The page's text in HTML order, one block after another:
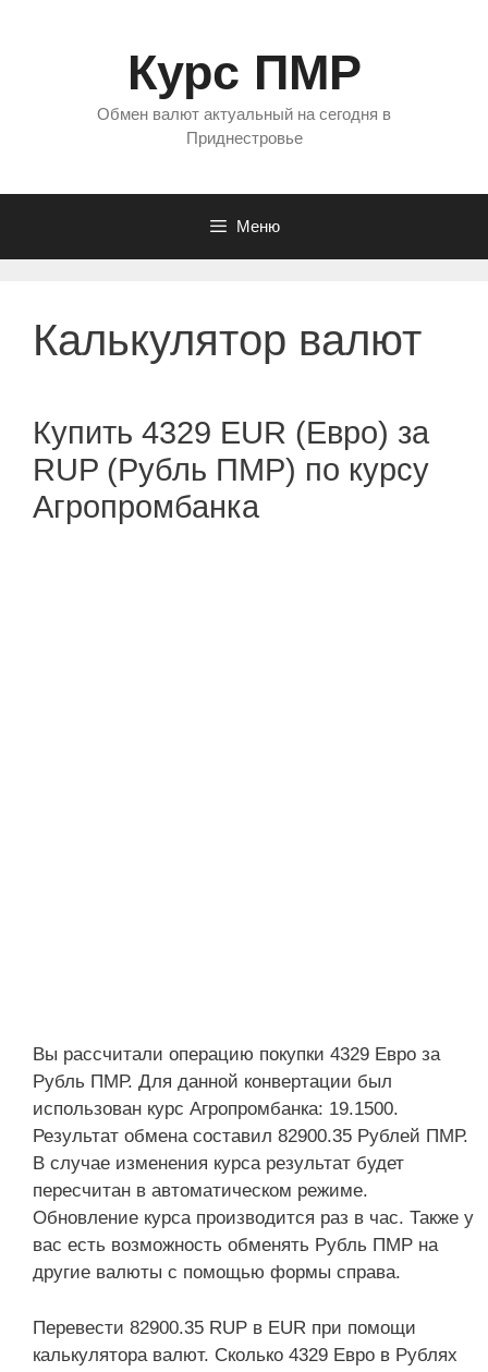
Курс ПМР
Обмен валют актуальный на сегодня в
Приднестровье
Меню
Калькулятор валют
Купить 4329 EUR (Евро) за
RUP (Рубль ПМР) по курсу
Агропромбанка
Вы рассчитали операцию покупки 4329 Евро за
Рубль ПМР. Для данной конвертации был
использован курс Агропромбанка: 19.1500.
Результат обмена составил 82900.35 Рублей ПМР.
В случае изменения курса результат будет
пересчитан в автоматическом режиме.
Обновление курса производится раз в час. Также у
вас есть возможность обменять Рубль ПМР на
другие валюты с помощью формы справа.
Перевести 82900.35 RUP в EUR при помощи
калькулятора валют. Сколько 4329 Евро в Рублях